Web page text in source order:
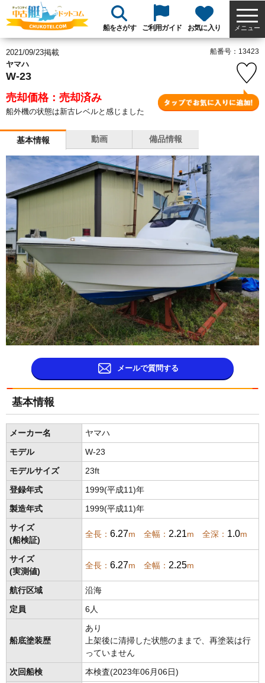
船をさがす ご利用ガイド お気に入り メニュー
2021/09/23掲載
ヤマハ
W-23
売却価格：売却済み
船外機の状態は新古レベルと感じました
船番号：13423
基本情報 動画 備品情報
メールで質問する
基本情報
メーカー名 ヤマハ
モデル W-23
モデルサイズ 23ft
登録年式 1999(平成11)年
製造年式 1999(平成11)年
サイズ
(船検証)
全長： 6.27m 全幅： 2.21m 全深： 1.0m
サイズ
(実測値)
全長： 6.27m 全幅： 2.25m
航行区域 沿海
定員 6人
船底塗装歴
あり
上架後に清掃した状態のままで、再塗装は行
っていません
次回船検 本検査(2023年06月06日)